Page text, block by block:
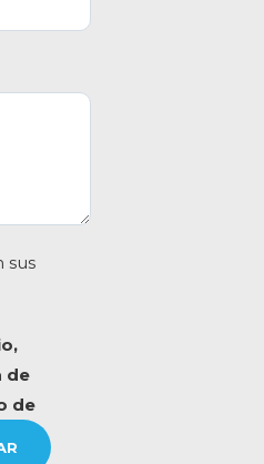
sus
de
de